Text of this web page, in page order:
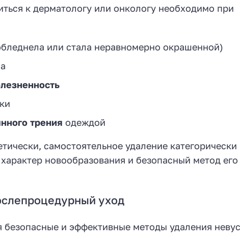
к дерматологу или онкологу необходимо при
или стала неравномерно окрашенной)
трения одеждой
самостоятельное удаление категорически
новообразования и безопасный метод его
уход
и эффективные методы удаления